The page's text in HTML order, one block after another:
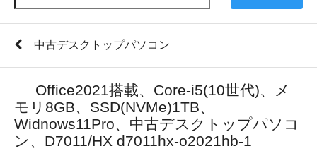
中古デスクトップパソコン
Office2021搭載、Core-i5(10世代)、メ
モリ8GB、SSD(NVMe)1TB、
Widnows11Pro、中古デスクトップパソコ
ン、D7011/HX d7011hx-o2021hb-1